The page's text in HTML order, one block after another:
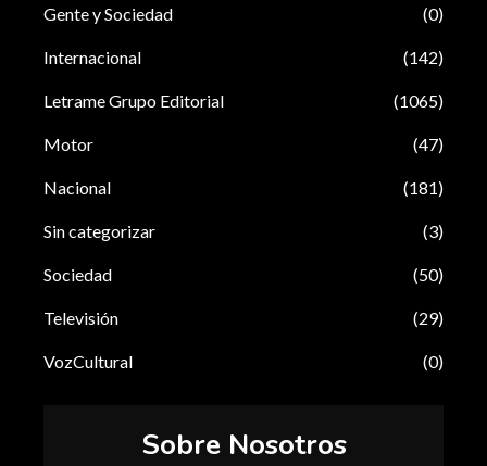
Gente y Sociedad (0)
Internacional (142)
Letrame Grupo Editorial (1065)
Motor (47)
Nacional (181)
Sin categorizar (3)
Sociedad (50)
Televisión (29)
VozCultural (0)
Sobre Nosotros